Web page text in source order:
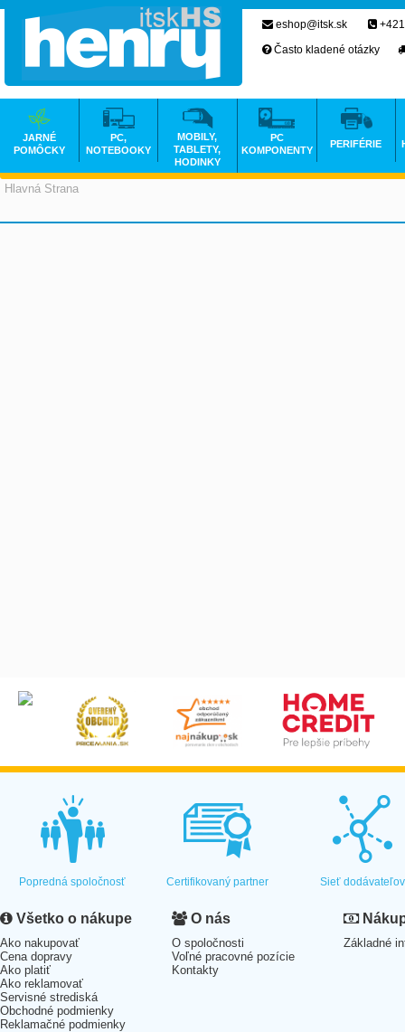
Hlavná Strana
eshop@itsk.sk
Často kladené otázky
JARNÉ
POMÔCKY
PC,
NOTEBOOKY
MOBILY,
TABLETY,
HODINKY
PC
KOMPONENTY
PERIFÉRIE
Popredná spoločnosť Certifikovaný partner Sieť dodávateľov
Všetko o nákupe
Ako nakupovať
Cena dopravy
Ako platiť
Ako reklamovať
Servisné strediská
Obchodné podmienky
Reklamačné podmienky
O nás
O spoločnosti
Voľné pracovné pozície
Kontakty
Základné